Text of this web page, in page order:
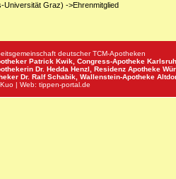
Universität Graz) ->Ehrenmitglied
deutscher TCM-Apotheken
Patrick Kwik, Congress-Apotheke
Dr. Hedda Henzl, Residenz Apotheke
Dr. Ralf Schabik, Wallenstein-Apotheke
| Web: tippen-portal.de